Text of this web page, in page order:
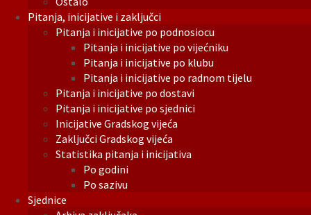
Pitanja, inicijative i zaključci
Pitanja i inicijative po podnosiocu
Pitanja i inicijative po vijećniku
Pitanja i inicijative po klubu
Pitanja i inicijative po radnom tijelu
Pitanja i inicijative po dostavi
Pitanja i inicijative po sjednici
Inicijative Gradskog vijeća
Zaključci Gradskog vijeća
Statistika pitanja i inicijativa
Po godini
Po sazivu
Sjednice